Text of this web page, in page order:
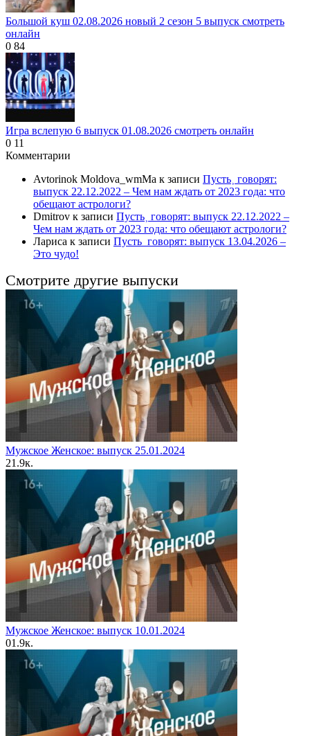
Большой куш 02.08.2026 новый 2 сезон 5 выпуск смотреть
онлайн
0 84
Игра вслепую 6 выпуск 01.08.2026 смотреть онлайн
0 11
Комментарии
Avtorinok Moldova_wmMa к записи Пусть˲ говорят:
выпуск 22.12.2022 – Чем нам ждать от 2023 года: что
обещают астрологи?
Dmitrov к записи Пусть˲ говорят: выпуск 22.12.2022 –
Чем нам ждать от 2023 года: что обещают астрологи?
Лариса к записи Пусть_говорят: выпуск 13.04.2026 –
Это чудо!
Смотрите другие выпуски
Мужское Женское: выпуск 25.01.2024
21.9к.
Мужское Женское: выпуск 10.01.2024
01.9к.